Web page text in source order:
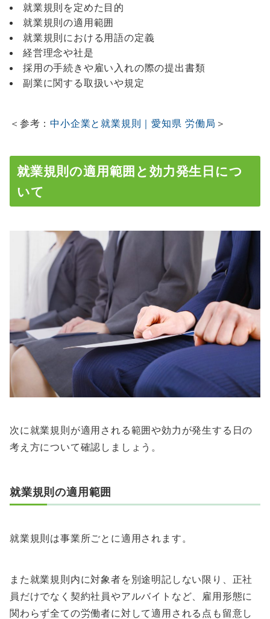
就業規則を定めた目的
就業規則の適用範囲
就業規則における用語の定義
経営理念や社是
採用の手続きや雇い入れの際の提出書類
副業に関する取扱いや規定
＜参考：中小企業と就業規則｜愛知県 労働局 ＞
就業規則の適用範囲と効力発生日につ
いて
次に就業規則が適用される範囲や効力が発生する日の
考え方について確認しましょう。
就業規則の適用範囲
就業規則は事業所ごとに適用されます。
また就業規則内に対象者を別途明記しない限り、正社
員だけでなく契約社員やアルバイトなど、雇用形態に
関わらず全ての労働者に対して適用される点も留意し